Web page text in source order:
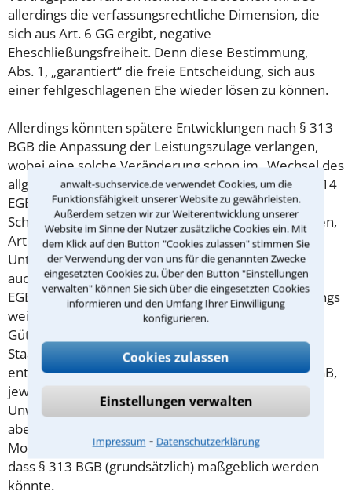
anwalt-suchservice.de verwendet Cookies, um die
Funktionsfähigkeit unserer Website zu gewährleisten.
Außerdem setzen wir zur Weiterentwicklung unserer
Website im Sinne der Nutzer zusätzliche Cookies ein. Mit
dem Klick auf den Button "Cookies zulassen" stimmen Sie
der Verwendung der von uns für die genannten Zwecke
eingesetzten Cookies zu. Über den Button "Einstellungen
verwalten" können Sie sich über die eingesetzten Cookies
informieren und den Umfang Ihrer Einwilligung
konfigurieren.
Cookies zulassen
Einstellungen verwalten
Impressum ⁃ Datenschutzerklärung
allerdings die verfassungsrechtliche Dimension, die
sich aus Art. 6 GG ergibt, negative
Eheschließungsfreiheit. Denn diese Bestimmung,
Abs. 1, „garantiert“ die freie Entscheidung, sich aus
einer fehlgeschlagenen Ehe wieder lösen zu können.
Allerdings könnten spätere Entwicklungen nach § 313
BGB die Anpassung der Leistungszulage verlangen,
wobei eine solche Veränderung schon im „Wechsel des
allg. Ehewirkungsstatuts“ liegen könne, also bei Art. 14
EGBGB von der alten zur neuen Fassung. Für die
Scheidung sei ohnehin dt. Recht Grundlage geworden,
Art. 8 lit. a VO Nr. 1259/2010. Im Übrigen könne F.
Unterhalt nach dt. Recht verlangen, Art. 3 HUP, wohl
auch dt. Versorgungsausgleich, vgl. Art. 17 Abs. 4
EGBGB. Für güterrechtliche Forderungen sei allerdings
weiterhin afghanisches Recht maßgeblich,
Gütertrennung, denn insoweit ist die gemeinsame
Staatsangehörigkeit bei der Eheschließung
entscheidend, dazu Art. 15 EGBGB und Art. 14 EGBGB,
jew: a.F., Art. 229 § 47 Abs. 2 und 3 EGBGB,
Unwandelbarkeit des Güterrechtsstatuts. Dann sei
aber zumindest ein Teil des „Zwecks“, den die
Morgengabe erreichen solle, tatsächlich erreicht, so
dass § 313 BGB (grundsätzlich) maßgeblich werden
könnte.